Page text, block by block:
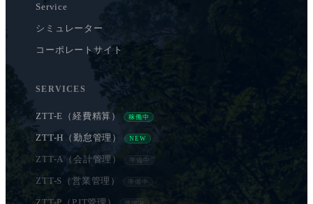
Service
シミュレーター
コーポレートサイト
SERVICES
ZTT-E（経費精算） 稼働中
ZTT-H（勤怠管理） NEW
ZTT-A（会計管理） 準備中
ZTT-S（営業管理） 準備中